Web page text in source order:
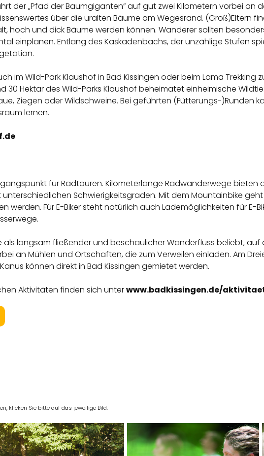
der „Pfad der Baumgiganten“ auf gut zwei Kilometern vorbei an
über die uralten Bäume am Wegesrand. (Groß)Eltern
hoch und dick Bäume werden können. Wanderer sollten
einplanen. Entlang des Kaskadenbachs, der unzählige Stufen
im Wild-Park Klaushof in Bad Kissingen oder beim Lama Trekking
30 Hektar des Wild-Parks Klaushof beheimatet einheimische
Ziegen oder Wildschweine. Bei geführten (Fütterungs-)Runden
lernen.
für Radtouren. Kilometerlange Radwanderwege
Schwierigkeitsgraden. Mit dem Mountainbike
werden. Für E-Biker steht natürlich auch Lademöglichkeiten für E-
als langsam fließender und beschaulicher Wanderfluss beliebt,
an Mühlen und Ortschaften, die zum Verweilen einladen. Am
können direkt in Bad Kissingen gemietet werden.
Aktivitäten finden sich unterwww.badkissingen.de/
klicken Sie bitte auf das jeweilige Bild.